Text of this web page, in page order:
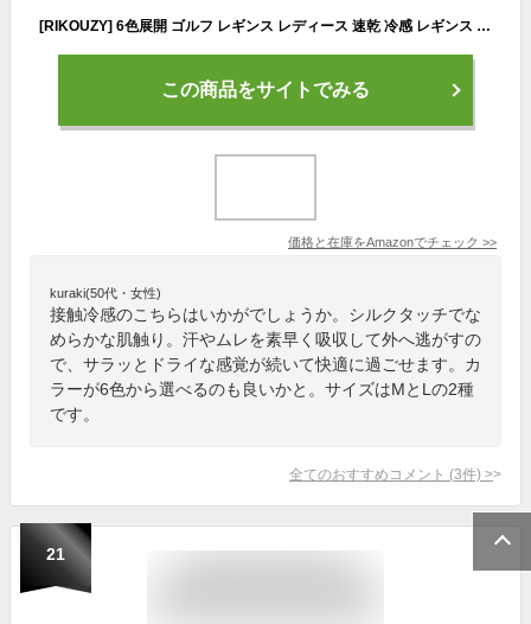
[RIKOUZY] 6色展開 ゴルフ レギンス レディース 速乾 冷感 レギンス トレンカ ゴルフウェア アウトドア UVカット ラッシュトレンカ 紫外線対策 トラベル ランニング ゴルフウェア テニスウェア ソックス（ブラック，M）
この商品をサイトでみる
価格と在庫をAmazonでチェック >>
kuraki(50代・女性)
接触冷感のこちらはいかがでしょうか。シルクタッチでな
めらかな肌触り。汗やムレを素早く吸収して外へ逃がすの
で、サラッとドライな感覚が続いて快適に過ごせます。カ
ラーが6色から選べるのも良いかと。サイズはMとLの2種
です。
全てのおすすめコメント (3件) >
21